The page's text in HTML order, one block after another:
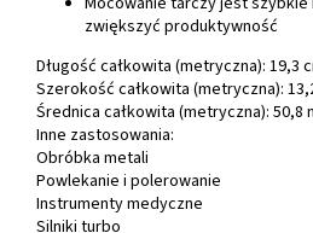
zwiększyć produktywność
Długość całkowita (metryczna): 19,3
Szerokość całkowita (metryczna):
Średnica całkowita (metryczna): 50,8
Inne zastosowania:
Obróbka metali
Powlekanie i polerowanie
Instrumenty medyczne
Silniki turbo